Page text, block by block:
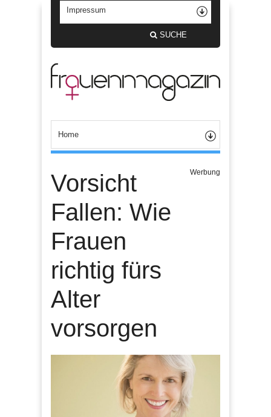
SUCHE
Vorsicht
Fallen: Wie
Frauen
richtig fürs
Alter
vorsorgen
Werbung